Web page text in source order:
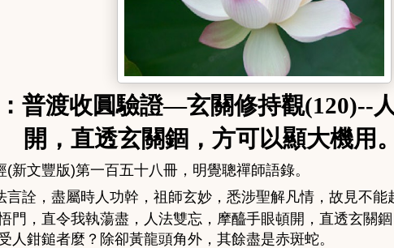
普渡收圓驗證—玄關修持觀(120)--
開，直透玄關錮，方可以顯大機用。
(新文豐版)第一百五十八冊，明覺聰禪師語錄。
言詮，盡屬時人功幹，祖師玄妙，悉涉聖解凡情，故見不
門，直令我執蕩盡，人法雙忘，摩醯手眼頓開，直透玄關
人鉗鎚者麼？除卻黃龍頭角外，其餘盡是赤斑蛇。